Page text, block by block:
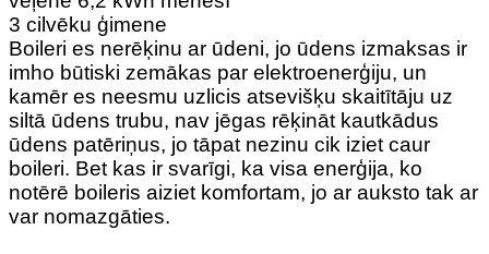
3 cilvēku ģimene
Boileri es nerēķinu ar ūdeni, jo ūdens izmaksas ir
imho būtiski zemākas par elektroenerģiju, un
kamēr es neesmu uzlicis atsevišķu skaitītāju uz
siltā ūdens trubu, nav jēgas rēķināt kautkādus
ūdens patēriņus, jo tāpat nezinu cik iziet caur
boileri. Bet kas ir svarīgi, ka visa enerģija, ko
notērē boileris aiziet komfortam, jo ar auksto tak ar
var nomazgāties.